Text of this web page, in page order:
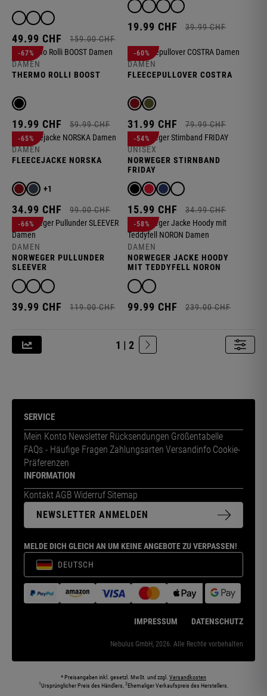
49.99 CHF 159.00 CHF
19.99 CHF 39.99 CHF
DAMEN
THERMO ROLLI BOOST
19.99 CHF 59.99 CHF
-67%
DAMEN
FLEECEPULLOVER COSTRA
31.99 CHF 79.99 CHF
-60%
DAMEN
FLEECEJACKE NORSKA
+1
34.99 CHF 99.00 CHF
-65%
UNISEX
NORWEGER STIRNBAND
FRIDAY
15.99 CHF 34.99 CHF
-54%
DAMEN
NORWEGER PULLUNDER
SLEEVER
39.99 CHF 119.00 CHF
-66%
DAMEN
NORWEGER JACKE HOODY
MIT TEDDYFELL NORON
99.99 CHF 239.00 CHF
-58%
1 | 2
SERVICE
Mein Konto Newsletter Rücksendungen Größentabelle
FAQs - Häufige Fragen Zahlungsarten Versandinfo Cookie-
Präferenzen
INFORMATION
Kontakt AGB Widerruf Sitemap
NEWSLETTER ANMELDEN
MELDE DICH GLEICH AN UM KEINE ANGEBOTE ZU VERPASSEN!
DEUTSCH
IMPRESSUM DATENSCHUTZ
Nebulus GmbH, 2026. Alle Rechte vorbehalten
* Preisangaben inkl. gesetzl. MwSt. und zzgl. Versandkosten
1Ursprünglicher Preis des Händlers, 2Ehemaliger Verkaufspreis des Herstellers.